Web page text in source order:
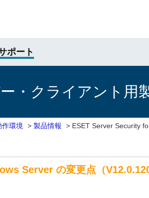
ポート
クライアント用製
作環境 > 製品情報 > ESET Server Security
Server の変更点（